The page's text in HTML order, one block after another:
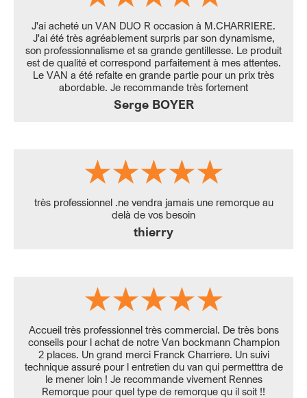
J'ai acheté un VAN DUO R occasion à M.CHARRIERE.
J'ai été très agréablement surpris par son dynamisme,
son professionnalisme et sa grande gentillesse. Le produit
est de qualité et correspond parfaitement à mes attentes.
Le VAN a été refaite en grande partie pour un prix très
abordable. Je recommande très fortement
Serge BOYER
très professionnel .ne vendra jamais une remorque au
delà de vos besoin
thierry
Accueil très professionnel très commercial. De très bons
conseils pour l achat de notre Van bockmann Champion
2 places. Un grand merci Franck Charriere. Un suivi
technique assuré pour l entretien du van qui permetttra de
le mener loin ! Je recommande vivement Rennes
Remorque pour quel type de remorque qu il soit !!